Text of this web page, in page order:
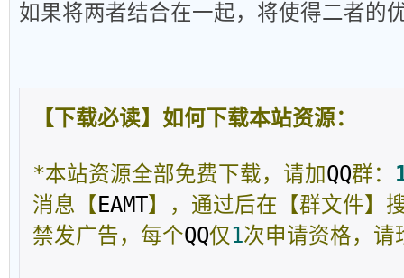
如果将两者结合在一起，将使得二者的
【下载必读】如何下载本站资源：
*本站资源全部免费下载，请加QQ群：
消息【 EAMT】，通过后在【群文件】
禁发广告，每个QQ仅1次申请资格，请